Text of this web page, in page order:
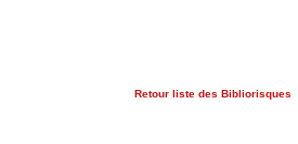
Retour liste des Bibliorisques